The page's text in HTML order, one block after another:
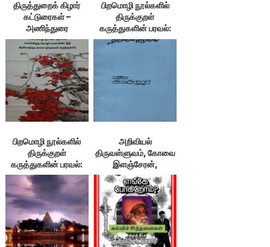
திருத்துறைக் கிழார்
கட்டுரைகள் –
அணிந்துரை
பிறமொழி நூல்களில்
திருக்குறள்
கருத்துகளின் பரவல்:
அணிந்துரை 2/2;
பிறமொழி நூல்களில்
திருக்குறள்
கருத்துகளின் பரவல்:
அணிந்துரை ½;
இலக்குவனார்
திருவள்ளுவன்
அறிவியல்
திருவள்ளுவம், கோவை
இளஞ்சேரன்,
அணிந்துரையும்
பதிப்புரையும்